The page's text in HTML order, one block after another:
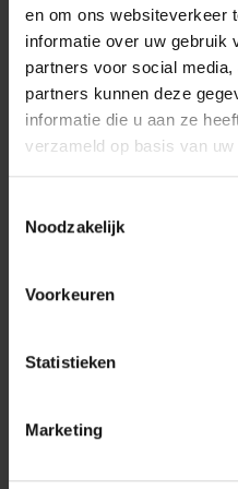
en om ons websiteverkeer
informatie over uw gebruik
partners voor social
partners kunnen deze
informatie die u aan ze
verzameld op basis van
Noodzakelijk
Voorkeuren
Statistieken
Marketing
zijn van het leerproces,
schrijven voor dit vak als
wekelijks minder dan een
bijwonen.
MAXIMUM
DEELNEMERS
25
ATTEST
De deelnemers krijgen,
aangeboden als cursus in